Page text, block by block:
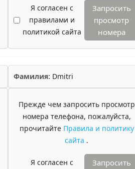
Я согласен с
правилами и
политикой сайта
Запросить
просмотр
номера
Фамилия: Dmitri
Прежде чем запросить просмотр
номера телефона, пожалуйста,
прочитайте Правила и политику
сайта .
Я согласен с
Запросить